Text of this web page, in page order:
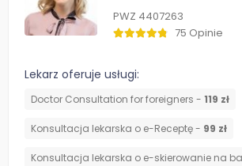
PWZ 4407263
75 Opinie
Lekarz oferuje usługi:
Doctor Consultation for foreigners - 119 zł
Konsultacja lekarska o e-Receptę - 99 zł
Konsultacja lekarska o e-skierowanie na